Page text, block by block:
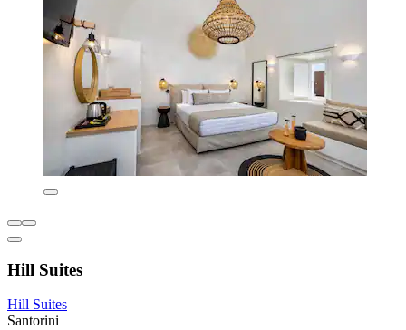
Hill Suites
Hill Suites
Santorini